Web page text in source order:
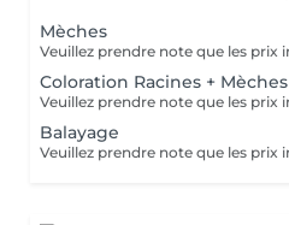
Mèches
Coloration Racines + Mèches
Balayage